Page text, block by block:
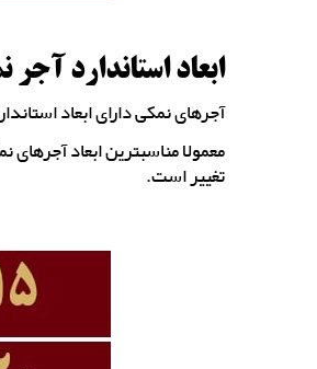
ابعاد استاندارد
آجرهای نمکی دارای ابعاد
تغییر است.